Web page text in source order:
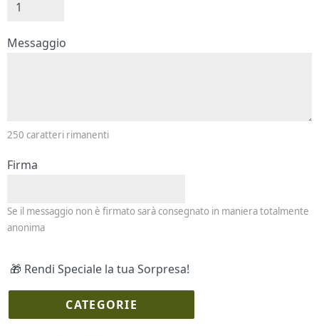
Messaggio e firma
Messaggio
250 caratteri rimanenti
Firma
Se il messaggio non è firmato sarà consegnato in maniera totalmente
anonima
🎁 Rendi Speciale la tua Sorpresa!
CATEGORIE